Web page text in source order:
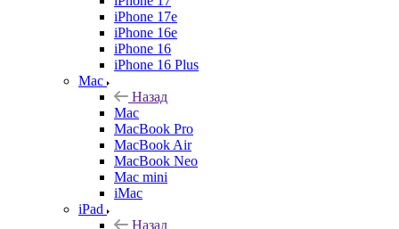
iPhone 17e
iPhone 16e
iPhone 16
iPhone 16 Plus
Mac
Назад
Mac
MacBook Pro
MacBook Air
MacBook Neo
Mac mini
iMac
iPad
Назад